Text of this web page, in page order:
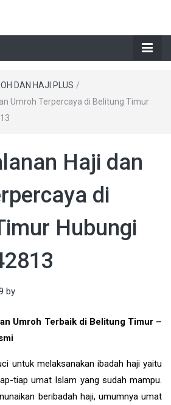
DAN HAJI PLUS /
Umroh Terpercaya di Belitung Timur
Haji dan
di
Hubungi
by
Umroh Terbaik di Belitung Timur –
untuk melaksanakan ibadah haji yaitu
tiap umat Islam yang sudah mampu.
beribadah haji, umumnya umat